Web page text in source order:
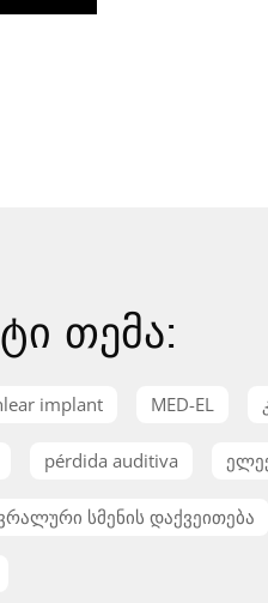
თემა:
implant MED-EL
pérdida auditiva
სმენის დაქვეითება